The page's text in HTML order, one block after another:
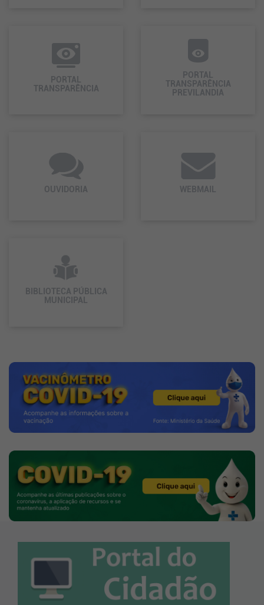
PORTAL
TRANSPARÊNCIA
PORTAL
TRANSPARÊNCIA
PREVILANDIA
OUVIDORIA WEBMAIL
BIBLIOTECA PÚBLICA
MUNICIPAL